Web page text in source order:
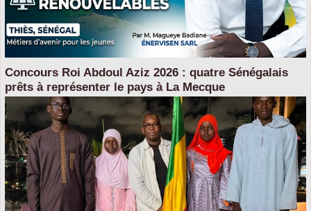
Concours Roi Abdoul Aziz 2026 : quatre Sénégalais
prêts à représenter le pays à La Mecque